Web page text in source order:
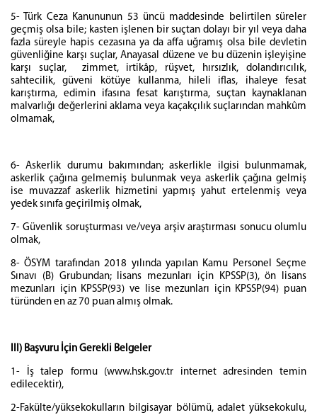
5- Türk Ceza Kanununun 53 üncü maddesinde belirtilen süreler
geçmiş olsa bile; kasten işlenen bir suçtan dolayı bir yıl veya daha
fazla süreyle hapis cezasına ya da affa uğramış olsa bile devletin
güvenliğine karşı suçlar, Anayasal düzene ve bu düzenin işleyişine
karşı suçlar, zimmet, irtikâp, rüşvet, hırsızlık, dolandırıcılık,
sahtecilik, güveni kötüye kullanma, hileli iflas, ihaleye fesat
karıştırma, edimin ifasına fesat karıştırma, suçtan kaynaklanan
malvarlığı değerlerini aklama veya kaçakçılık suçlarından mahkûm
olmamak,
6- Askerlik durumu bakımından; askerlikle ilgisi bulunmamak,
askerlik çağına gelmemiş bulunmak veya askerlik çağına gelmiş
ise muvazzaf askerlik hizmetini yapmış yahut ertelenmiş veya
yedek sınıfa geçirilmiş olmak,
7- Güvenlik soruşturması ve/veya arşiv araştırması sonucu olumlu
olmak,
8- ÖSYM tarafından 2018 yılında yapılan Kamu Personel Seçme
Sınavı (B) Grubundan; lisans mezunları için KPSSP(3), ön lisans
mezunları için KPSSP(93) ve lise mezunları için KPSSP(94) puan
türünden en az 70 puan almış olmak.
III) Başvuru İçin Gerekli Belgeler
1- İş talep formu (www.hsk.gov.tr internet adresinden temin
edilecektir),
2-Fakülte/yüksekokulların bilgisayar bölümü, adalet yüksekokulu,